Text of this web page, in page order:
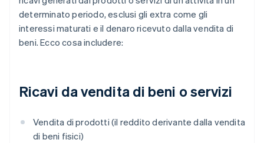
determinato periodo, esclusi gli extra come gli
interessi maturati e il denaro ricevuto dalla vendita di
beni. Ecco cosa includere:
Ricavi da vendita di beni o servizi
Vendita di prodotti (il reddito derivante dalla vendita
di beni fisici)